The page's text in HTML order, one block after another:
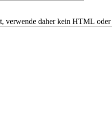
verwende daher kein HTML